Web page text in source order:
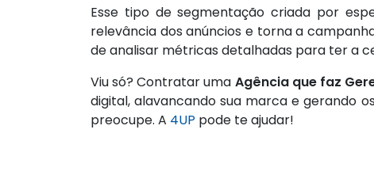
Esse tipo de segmentação criada por
relevância dos anúncios e torna a
de analisar métricas detalhadas para ter a
Viu só? Contratar uma Agência que faz
digital, alavancando sua marca e gerando
preocupe. A 4UP pode te ajudar!